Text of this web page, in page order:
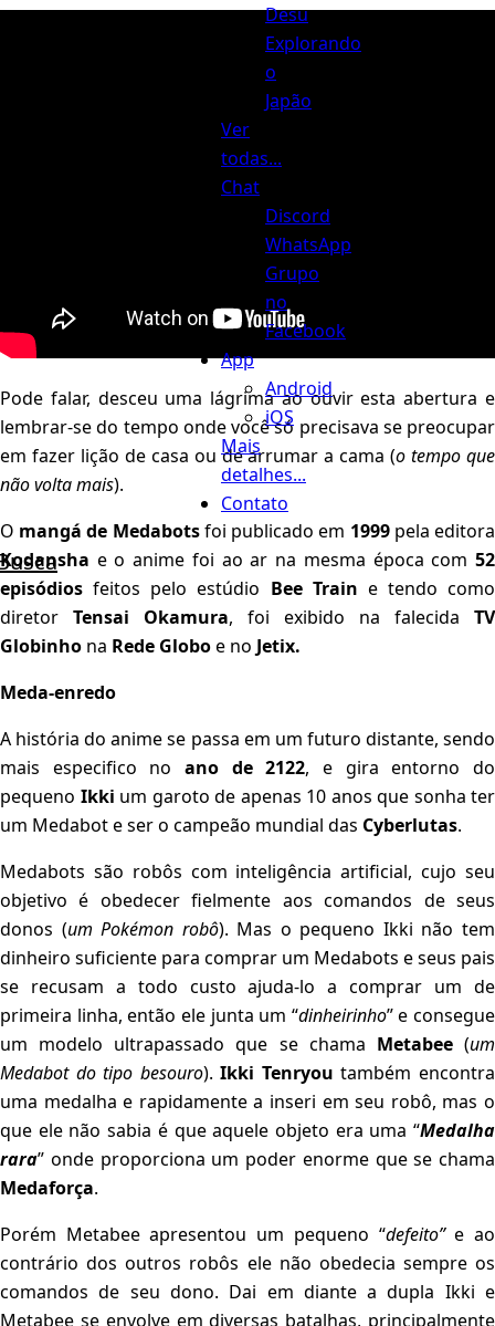
Desu
Explorando
o
Japão
Ver
todas...
Chat
Discord
WhatsApp
Grupo
no
Facebook
App
Android
iOS
Mais
detalhes...
Contato
Pode falar, desceu uma lágrima ao ouvir esta abertura e
lembrar-se do tempo onde você só precisava se preocupar
em fazer lição de casa ou de arrumar a cama (o tempo que
não volta mais).
O mangá de Medabotsfoi publicado em 1999pela editora
Kodansha e o anime foi ao ar na mesma época com 52
episódios feitos pelo estúdio Bee Train e tendo como
diretor Tensai Okamura, foi exibido na falecida TV
Globinho na Rede Globoe no Jetix.
Meda-enredo
A história do anime se passa em um futuro distante, sendo
mais especifico no ano de 2122, e gira entorno do
pequeno Ikki um garoto de apenas 10 anos que sonha ter
um Medabot e ser o campeão mundial das Cyberlutas.
Medabots são robôs com inteligência artificial, cujo seu
objetivo é obedecer fielmente aos comandos de seus
donos (um Pokémon robô). Mas o pequeno Ikki não tem
dinheiro suficiente para comprar um Medabots e seus pais
se recusam a todo custo ajuda-lo a comprar um de
primeira linha, então ele junta um “dinheirinho” e consegue
um modelo ultrapassado que se chama Metabee(um
Medabot do tipo besouro).Ikki Tenryou também encontra
uma medalha e rapidamente a inseri em seu robô, mas o
que ele não sabia é que aquele objeto era uma “Medalha
rara” onde proporciona um poder enorme que se chama
Medaforça.
Porém Metabee apresentou um pequeno “defeito”e ao
contrário dos outros robôs ele não obedecia sempre os
comandos de seu dono. Dai em diante a dupla Ikki e
Metabee se envolve em diversas batalhas, principalmente